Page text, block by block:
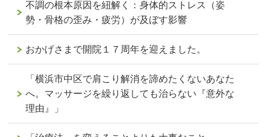
不調の根本原因を紐解く：身体的ストレス（姿
勢・骨格の歪み・疲労）が及ぼす影響
おかげさまで開院１７周年を迎えました。
「横浜市中区で肩こり解消を諦めたくないあなた
へ。マッサージを繰り返しても治らない『意外な
理由』」